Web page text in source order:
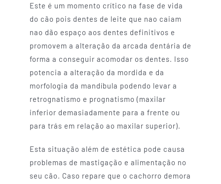
Este é um momento crítico na fase de vida
do cão pois dentes de leite que nao caiam
nao dão espaço aos dentes definitivos e
promovem a alteração da arcada dentária de
forma a conseguir acomodar os dentes. Isso
potencia a alteração da mordida e da
morfologia da mandíbula podendo levar a
retrognatismo e prognatismo (maxilar
inferior demasiadamente para a frente ou
para trás em relação ao maxilar superior).
Esta situação além de estética pode causa
problemas de mastigação e alimentação no
seu cão. Caso repare que o cachorro demora